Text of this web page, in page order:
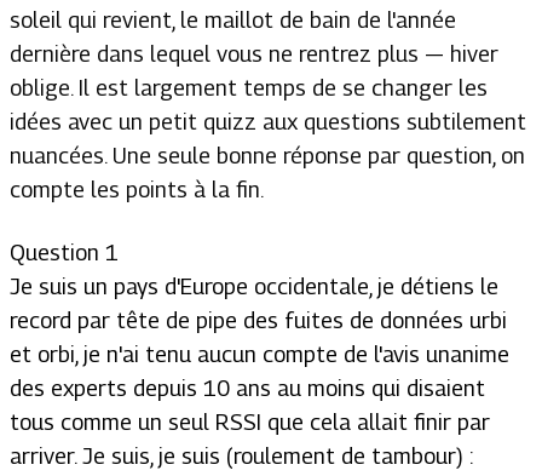
soleil qui revient, le maillot de bain de l'année
dernière dans lequel vous ne rentrez plus — hiver
oblige. Il est largement temps de se changer les
idées avec un petit quizz aux questions subtilement
nuancées. Une seule bonne réponse par question, on
compte les points à la fin.
Question 1
Je suis un pays d'Europe occidentale, je détiens le
record par tête de pipe des fuites de données urbi
et orbi, je n'ai tenu aucun compte de l'avis unanime
des experts depuis 10 ans au moins qui disaient
tous comme un seul RSSI que cela allait finir par
arriver. Je suis, je suis (roulement de tambour) :